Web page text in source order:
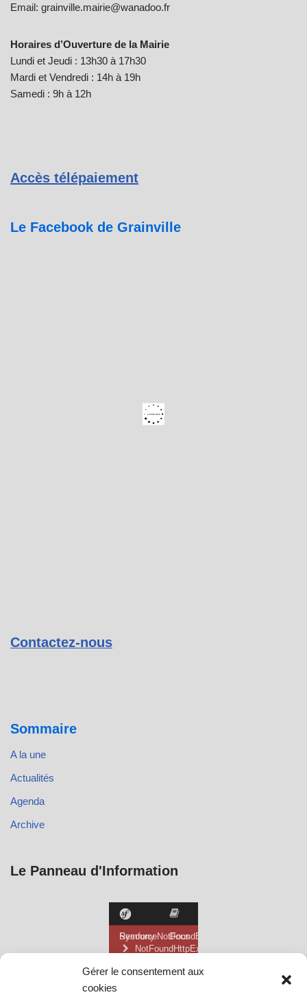
Gérer le consentement aux
cookies
Email: grainville.mairie@wanadoo.fr
Horaires d’Ouverture de la Mairie
Lundi et Jeudi : 13h30 à 17h30
Mardi et Vendredi : 14h à 19h
Samedi : 9h à 12h
Accès télépaiement
Le Facebook de Grainville
Contactez-nous
Sommaire
A la une
Actualités
Agenda
Archive
Le Panneau d'Information